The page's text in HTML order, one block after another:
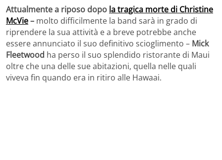
Attualmente a riposo dopo la tragica morte di Christine
McVie– molto difficilmente la band sarà in grado di
riprendere la sua attività e a breve potrebbe anche
essere annunciato il suo definitivo scioglimento – Mick
Fleetwood ha perso il suo splendido ristorante di Maui
oltre che una delle sue abitazioni, quella nelle quali
viveva fin quando era in ritiro alle Hawaai.